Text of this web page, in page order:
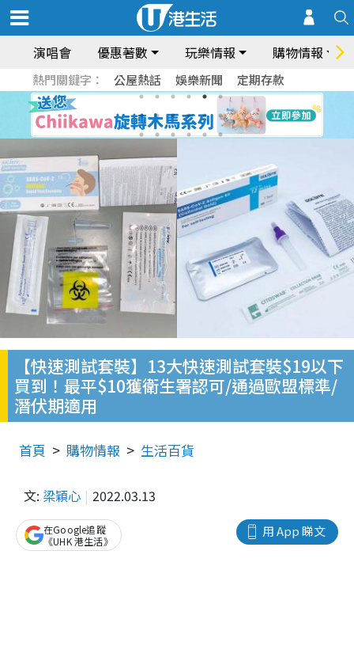
演唱會 優惠著數 玩樂情報 購物情報
熱門關鍵字： 公屋熱話 娛樂新聞 定期存款
【快速測試套裝】13大快速測試套裝$19以下
買到！最平$10獲衛生署認可/通過歐盟標準/
潛伏期適用
首頁 購物情報 生活百貨
文: 梁穎心 2022.03.13
用 App 睇文
在Google追蹤
《UHK 港生活》